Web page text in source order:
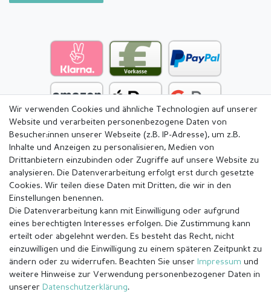
Impressum Daten­schutz­erklärung
Wir verwenden Cookies und ähnliche Technologien auf unserer
Website und verarbeiten personenbezogene Daten von
Besucher:innen unserer Webseite (z.B. IP-Adresse), um z.B.
Inhalte und Anzeigen zu personalisieren, Medien von
Drittanbietern einzubinden oder Zugriffe auf unsere Website zu
analysieren. Die Datenverarbeitung erfolgt erst durch gesetzte
Cookies. Wir teilen diese Daten mit Dritten, die wir in den
Einstellungen benennen.
Die Datenverarbeitung kann mit Einwilligung oder aufgrund
eines berechtigten Interesses erfolgen. Die Zustimmung kann
erteilt oder abgelehnt werden. Es besteht das Recht, nicht
einzuwilligen und die Einwilligung zu einem späteren Zeitpunkt zu
ändern oder zu widerrufen. Beachten Sie unser Impressum und
weitere Hinweise zur Verwendung personenbezogener Daten in
unserer Daten­schutz­erklärung.